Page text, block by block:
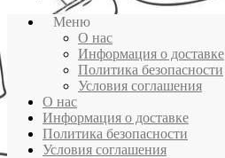
Меню
О нас
Информация о доставке
Политика безопасности
Условия соглашения
О нас
Информация о доставке
Политика безопасности
Условия соглашения